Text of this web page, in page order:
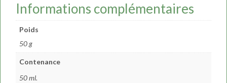
Informations complémentaires
Poids
50 g
Contenance
50 ml.